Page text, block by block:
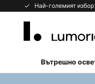
Най-големият
Прескачане
Вътрешно